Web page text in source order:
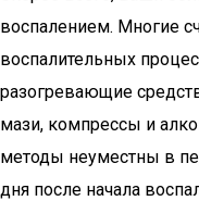
воспалением. Многие
воспалительных
разогревающие
мази, компрессы и
методы неуместны в
дня после начала